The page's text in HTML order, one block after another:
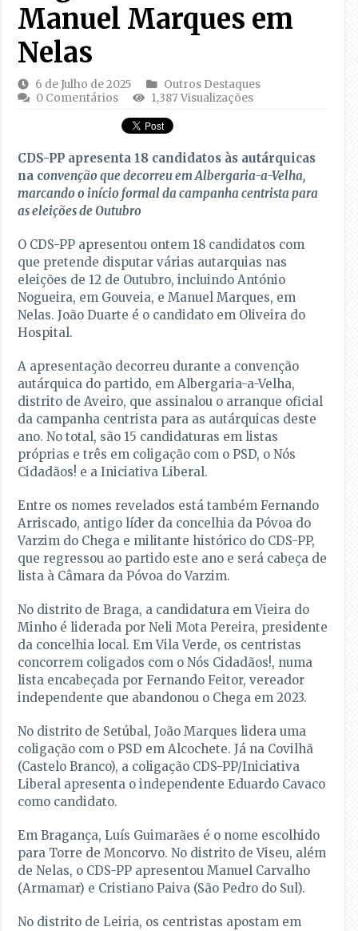
Manuel Marques em
Nelas
6 de Julho de 2025
Outros Destaques
0 Comentários
1,387 Visualizações
CDS-PP apresenta 18 candidatos às autárquicas
na convenção que decorreu em Albergaria-a-Velha,
marcando o início formal da campanha centrista para
as eleições de Outubro
O CDS-PP apresentou ontem 18 candidatos com
que pretende disputar várias autarquias nas
eleições de 12 de Outubro, incluindo António
Nogueira, em Gouveia, e Manuel Marques, em
Nelas. João Duarte é o candidato em Oliveira do
Hospital.
A apresentação decorreu durante a convenção
autárquica do partido, em Albergaria-a-Velha,
distrito de Aveiro, que assinalou o arranque oficial
da campanha centrista para as autárquicas deste
ano. No total, são 15 candidaturas em listas
próprias e três em coligação com o PSD, o Nós
Cidadãos! e a Iniciativa Liberal.
Entre os nomes revelados está também Fernando
Arriscado, antigo líder da concelhia da Póvoa do
Varzim do Chega e militante histórico do CDS-PP,
que regressou ao partido este ano e será cabeça de
lista à Câmara da Póvoa do Varzim.
No distrito de Braga, a candidatura em Vieira do
Minho é liderada por Neli Mota Pereira, presidente
da concelhia local. Em Vila Verde, os centristas
concorrem coligados com o Nós Cidadãos!, numa
lista encabeçada por Fernando Feitor, vereador
independente que abandonou o Chega em 2023.
No distrito de Setúbal, João Marques lidera uma
coligação com o PSD em Alcochete. Já na Covilhã
(Castelo Branco), a coligação CDS-PP/Iniciativa
Liberal apresenta o independente Eduardo Cavaco
como candidato.
Em Bragança, Luís Guimarães é o nome escolhido
para Torre de Moncorvo. No distrito de Viseu, além
de Nelas, o CDS-PP apresentou Manuel Carvalho
(Armamar) e Cristiano Paiva (São Pedro do Sul).
No distrito de Leiria, os centristas apostam em